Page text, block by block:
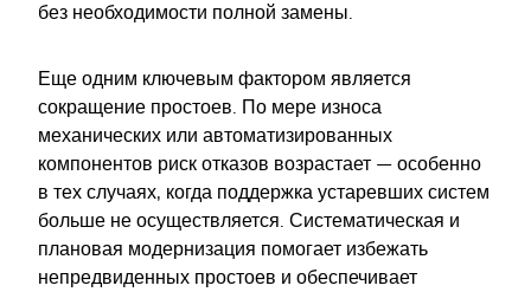
без необходимости полной замены.
Еще одним ключевым фактором является
сокращение простоев. По мере износа
механических или автоматизированных
компонентов риск отказов возрастает — особенно
в тех случаях, когда поддержка устаревших систем
больше не осуществляется. Систематическая и
плановая модернизация помогает избежать
непредвиденных простоев и обеспечивает